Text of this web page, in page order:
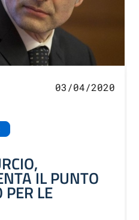
03/04/2020
IL PUNTO
LE